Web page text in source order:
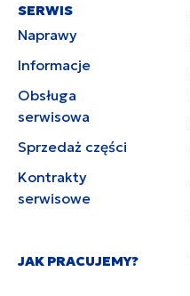
SERWIS
Naprawy
Informacje
Obsługa
serwisowa
Sprzedaż części
Kontrakty
serwisowe
JAK PRACUJEMY?